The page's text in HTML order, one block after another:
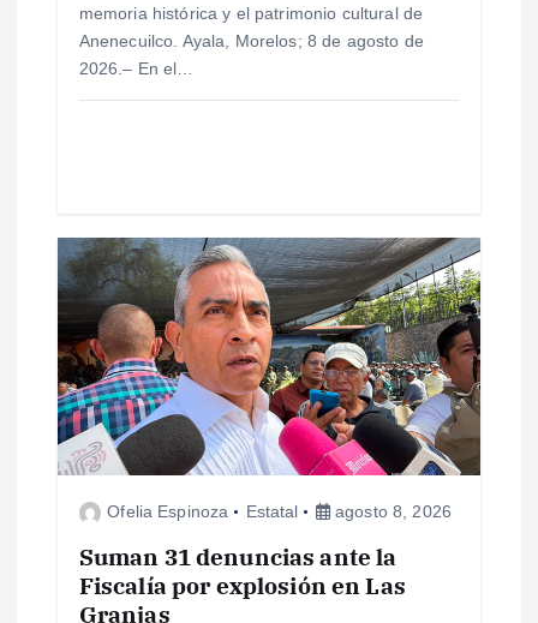
memoria histórica y el patrimonio cultural de
Anenecuilco. Ayala, Morelos; 8 de agosto de
2026.– En el…
Ofelia Espinoza Estatal agosto 8, 2026
Suman 31 denuncias ante la
Fiscalía por explosión en Las
Granjas